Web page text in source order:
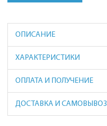
ОПИСАНИЕ
ХАРАКТЕРИСТИКИ
ОПЛАТА И ПОЛУЧЕНИЕ
ДОСТАВКА И САМОВЫВОЗ